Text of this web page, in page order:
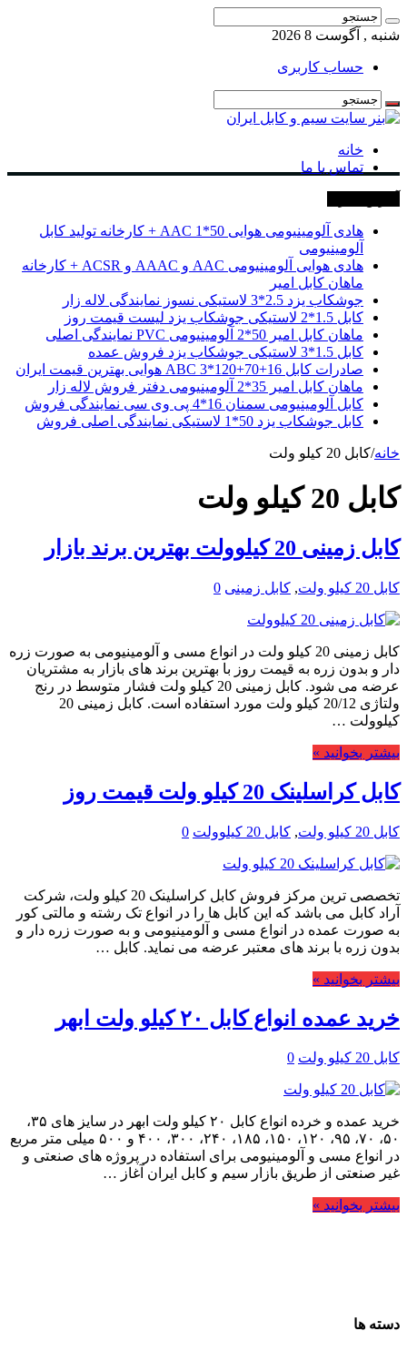
شنبه , آگوست 8 2026
حساب کاربری
خانه
تماس با ما
هادی آلومینیومی هوایی 50*1 AAC + کارخانه تولید کابل
آلومینیومی
هادی هوایی آلومینیومی AAC و AAAC و ACSR + کارخانه
ماهان کابل امیر
جوشکاب یزد 2.5*3 لاستیکی نسوز نمایندگی لاله زار
کابل 1.5*2 لاستیکی جوشکاب یزد لیست قیمت روز
ماهان کابل امیر 50*2 آلومینیومی PVC نمایندگی اصلی
کابل 1.5*3 لاستیکی جوشکاب یزد فروش عمده
صادرات کابل 16+70+120*3 ABC هوایی بهترین قیمت ایران
ماهان کابل امیر 35*2 آلومینیومی دفتر فروش لاله زار
کابل آلومینیومی سمنان 16*4 پی وی سی نمایندگی فروش
کابل جوشکاب یزد 50*1 لاستیکی نمایندگی اصلی فروش
خانه/کابل 20 کیلو ولت
کابل 20 کیلو ولت
کابل زمینی 20 کیلوولت بهترین برند بازار
کابل 20 کیلو ولت , کابل زمینی 0
کابل زمینی 20 کیلو ولت در انواع مسی و آلومینیومی به صورت زره
دار و بدون زره به قیمت روز با بهترین برند های بازار به مشتریان
عرضه می شود. کابل زمینی 20 کیلو ولت فشار متوسط در رنج
ولتاژی 20/12 کیلو ولت مورد استفاده است. کابل زمینی 20
کیلوولت …
بیشتر بخوانید »
کابل کراسلینک 20 کیلو ولت قیمت روز
کابل 20 کیلو ولت , کابل 20 کیلوولت 0
تخصصی ترین مرکز فروش کابل کراسلینک 20 کیلو ولت، شرکت
آراد کابل می باشد که این کابل ها را در انواع تک رشته و مالتی کور
به صورت عمده در انواع مسی و آلومینیومی و به صورت زره دار و
بدون زره با برند های معتبر عرضه می نماید. کابل …
بیشتر بخوانید »
خرید عمده انواع کابل ۲۰ کیلو ولت ابهر
کابل 20 کیلو ولت 0
خرید عمده و خرده انواع کابل ۲۰ کیلو ولت ابهر در سایز های ۳۵،
۵۰، ۷۰، ۹۵، ۱۲۰، ۱۵۰، ۱۸۵، ۲۴۰، ۳۰۰، ۴۰۰ و ۵۰۰ میلی متر مربع
در انواع مسی و آلومینیومی برای استفاده در پروژه های صنعتی و
غیر صنعتی از طریق بازار سیم و کابل ایران آغاز …
بیشتر بخوانید »
دسته ها